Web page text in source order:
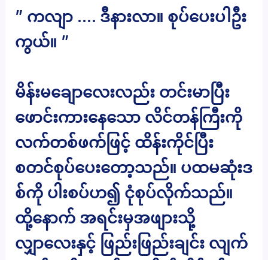
” ကလျာ …. ဒီနားလာ။ စုပ်ပေးပါဦး
ကွယ်။ ”
မိန်းမချောလေးလည်း တင်းမာပြီး
ဖောင်းကားနေသော လိင်တန်ကြီးကို
လက်တစ်ဖက်ဖြင့် ထိန်းကိုင်ပြီး
စတင်စုပ်ပေးတော့သည်။ ပထမဆုံးဒ
စ်ကို ပါးစပ်ဟ၍ ငုံစုပ်လိုက်သည်။
ထို့နောက် အရင်းမှအဖျားသို့
လျှာလေးနှင့် ဖြည်းဖြည်းချင်း လျက်